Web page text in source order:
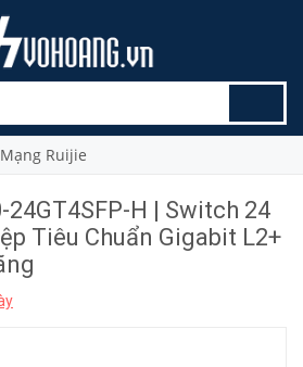
Ruijie
24GT4SFP-H | Switch 24
Tiêu Chuẩn Gigabit L2+